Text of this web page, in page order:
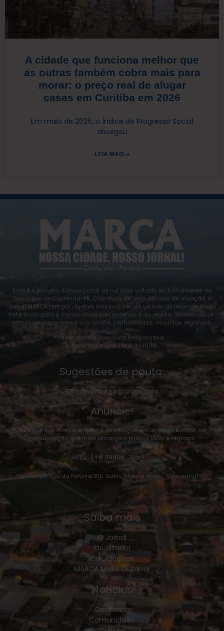
A cidade que funciona melhor que
as outras também cobra mais para
morar: o preço real de alugar
casas em Curitiba em 2026
Em maio de 2026, o Índice de Progresso Social
divulgou
LEIA MAIS »
Este é o primeiro e único portal de notícias voltado exclusivamente ao
município de Contenda-PR. Com mais de uma década de atuação, o
Jornal MARCA tem por objetivo contínuo ser um veículo de informação de
referência para a comunidade contendense e da região, abordando os
temas de maior relevância local e, pontualmente, assuntos regionais.
Idealizador e Jornalista Responsável:
Alexsandro Wojcik | MTB 9936/PR.
Sugestões de pauta:
jornalmarca@gmail.com
Anuncie!
Divulgue sua marca, empresa ou serviços em um dos veículos de
comunicação que mais alcança o público local e regional:
(41) 99806-3254
Endereço: Rua da Polônia, 310, bairro Mato Branco – Contenda/PR.
Saiba mais
O Jornal
Idealizador
Divulgações
MARCA Mídia Outdoor
Notícias
Contenda
Comunidade